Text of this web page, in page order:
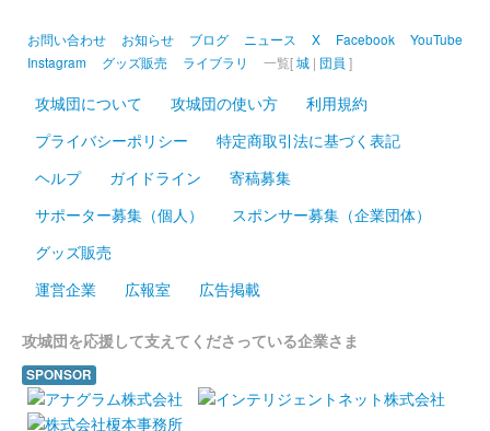
城印。限定2000枚。
熊本城 御城印
催された「戦国パーク2022 祝 熊本城天守閣復活 」で販売された
コラボ御城印。限定300枚。
販売終了
数量限定で販売された春の御城印。桜の印が追加されている。加
藤清正公の座右の銘「履道応乾」も押印されている。
お問い合わせ お知らせ ブログ ニュース X Facebook
YouTube
Instagram
グッズ販売 ライブラリ 一覧[城 | 団員 ]
攻城団について 攻城団の使い方
利用規約
プライバシーポリシー
特定商取引法に基づく表記
ヘルプ
ガイドライン
寄稿募集
サポーター募集（個人）
スポンサー募集（企業団体）
グッズ販売
運営企業
広報室 広告掲載
攻城団を応援して支えてくださっている企業さま
SPONSOR